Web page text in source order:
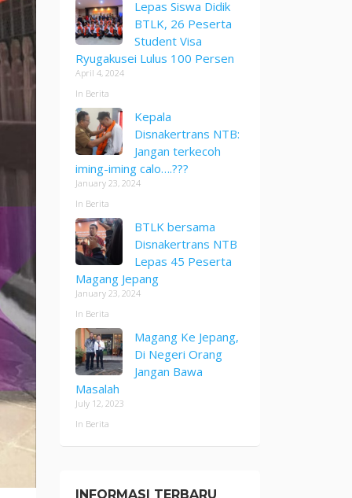
Lepas Siswa Didik
BTLK, 26 Peserta
Student Visa
Ryugakusei Lulus 100 Persen
April 4, 2024
In Berita
Kepala
Disnakertrans NTB:
Jangan terkecoh
iming-iming calo….???
January 23, 2024
In Berita
BTLK bersama
Disnakertrans NTB
Lepas 45 Peserta
Magang Jepang
January 23, 2024
In Berita
Magang Ke Jepang,
Di Negeri Orang
Jangan Bawa
Masalah
July 12, 2023
In Berita
INFORMASI TERBARU